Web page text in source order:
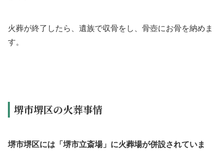
火葬が終了したら、遺族で収骨をし、骨壺にお骨を納めま
す。
堺市堺区の火葬事情
堺市堺区には「堺市立斎場」に火葬場が併設されていま